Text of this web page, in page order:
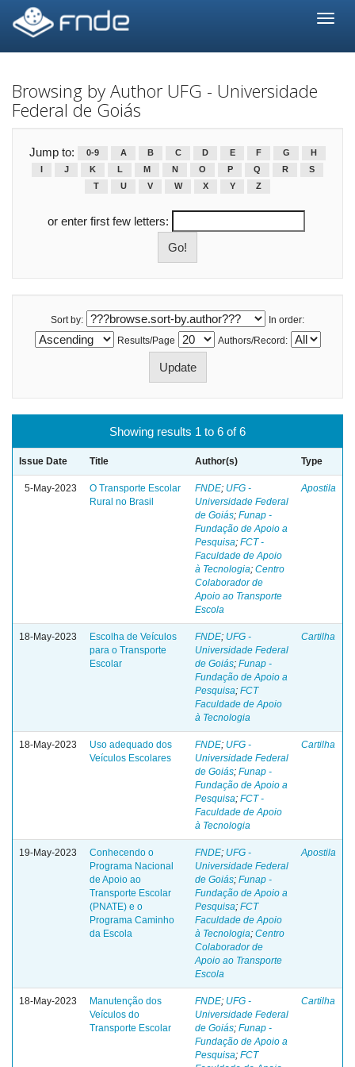
navigation
Browsing by Author UFG - Universidade
Federal de Goiás
Jump to: 0-9 A B C D E F G
H
J K L M N O P Q R
S
T
U V W X Y Z
or enter first few letters:
Sort by:
In order:
Results/Page
Authors/Record:
Showing results 1 to 6 of 6
Issue Date Title Author(s) Type
5-May-2023
O Transporte Escolar
Rural no Brasil
FNDE; UFG -
Universidade Federal
de Goiás; Funap -
Fundação de Apoio a
Pesquisa; FCT -
Faculdade de Apoio
à Tecnologia; Centro
Colaborador de
Apoio ao Transporte
Escola
Apostila
18-May-2023
Escolha de Veículos
para o Transporte
Escolar
FNDE; UFG -
Universidade Federal
de Goiás; Funap -
Fundação de Apoio a
Pesquisa; FCT
Faculdade de Apoio
à Tecnologia
Cartilha
18-May-2023
Uso adequado dos
Veículos Escolares
FNDE; UFG -
Universidade Federal
de Goiás; Funap -
Fundação de Apoio a
Pesquisa; FCT -
Faculdade de Apoio
à Tecnologia
Cartilha
19-May-2023
Conhecendo o
Programa Nacional
de Apoio ao
Transporte Escolar
(PNATE) e o
Programa Caminho
da Escola
FNDE; UFG -
Universidade Federal
de Goiás; Funap -
Fundação de Apoio a
Pesquisa; FCT
Faculdade de Apoio
à Tecnologia; Centro
Colaborador de
Apoio ao Transporte
Escola
Apostila
18-May-2023
Manutenção dos
Veículos do
Transporte Escolar
FNDE; UFG -
Universidade Federal
de Goiás; Funap -
Fundação de Apoio a
Pesquisa; FCT
Cartilha